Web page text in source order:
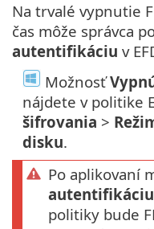
Na trvalé vypnutie
čas môže správca
autentifikáciu v
Možnosť
nájdete v politike
šifrovania >
disku.
Po aplikovaní
autentifikáciu
politiky bude